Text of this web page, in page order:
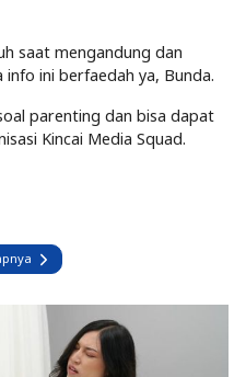
saat mengandung dan
info ini berfaedah ya, Bunda.
parenting dan bisa dapat
Kincai Media Squad.